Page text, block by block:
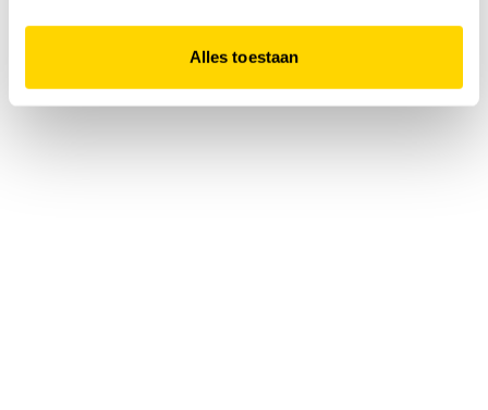
Alles toestaan